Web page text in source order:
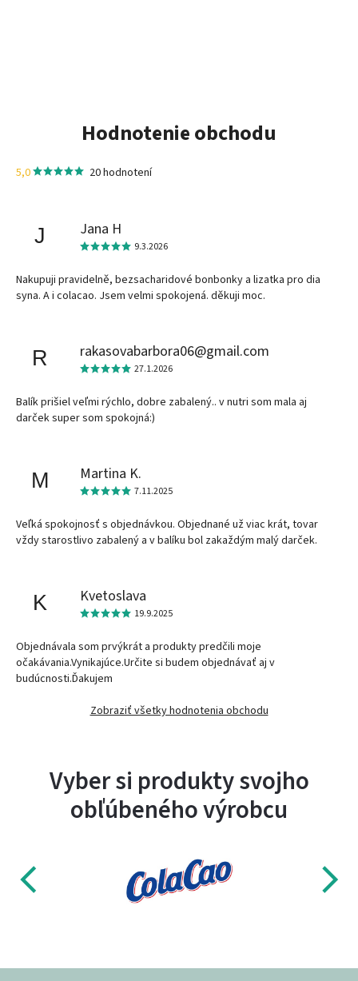
Hodnotenie obchodu
5,0 20 hodnotení
J Jana H
9.3.2026
Nakupuji pravidelně, bezsacharidové bonbonky a lizatka pro dia
syna. A i colacao. Jsem velmi spokojená. děkuji moc.
R rakasovabarbora06@gmail.com
27.1.2026
Balík prišiel veľmi rýchlo, dobre zabalený.. v nutri som mala aj
darček super som spokojná:)
M Martina K.
7.11.2025
Veľká spokojnosť s objednávkou. Objednané už viac krát, tovar
vždy starostlivo zabalený a v balíku bol zakaždým malý darček.
K Kvetoslava
19.9.2025
Objednávala som prvýkrát a produkty predčili moje
očakávania.Vynikajúce.Určite si budem objednávať aj v
budúcnosti.Ďakujem
Zobraziť všetky hodnotenia obchodu
Vyber si produkty svojho
obľúbeného výrobcu